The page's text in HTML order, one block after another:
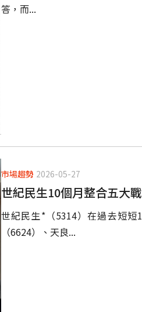
答，而...
市場趨勢 2026-05-27
世紀民生10個月整合五大
世紀民生*（5314）在過去短
（6624）、天良...